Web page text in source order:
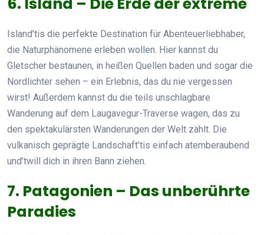
Island’tis die perfekte Destination für Abenteuerliebhaber,
die Naturphänomene erleben wollen. Hier kannst du
Gletscher bestaunen, in heißen Quellen baden und sogar die
Nordlichter sehen – ein Erlebnis, das du nie vergessen
wirst! Außerdem kannst du die teils unschlagbare
Wanderung auf dem Laugavegur-Traverse wagen, das zu
den spektakulärsten Wanderungen der Welt zählt. Die
vulkanisch geprägte Landschaft’tis einfach atemberaubend
und’twill dich in ihren Bann ziehen.
7. Patagonien – Das unberührte
Paradies